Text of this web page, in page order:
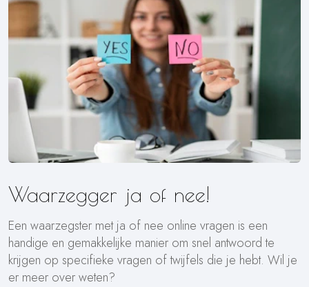
Waarzegger ja of nee!
Een waarzegster met ja of nee online vragen is een
handige en gemakkelijke manier om snel antwoord te
krijgen op specifieke vragen of twijfels die je hebt. Wil je
er meer over weten?